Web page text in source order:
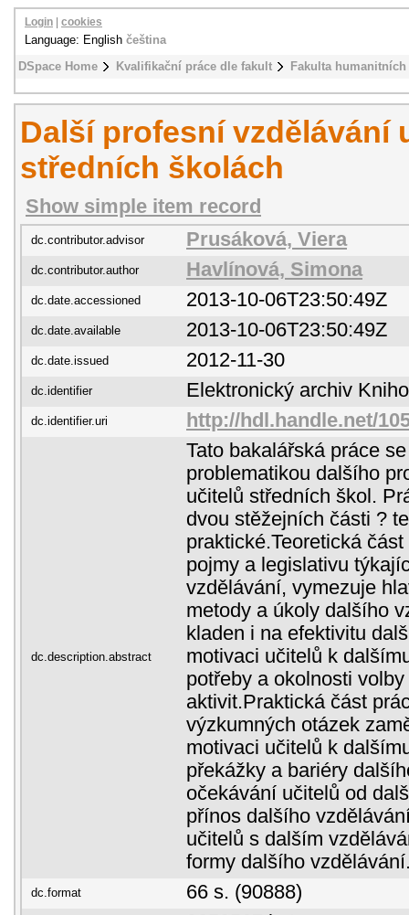
DSpace Home Kvalifikační práce dle fakult Fakulta
Login cookies
Language: English čeština
Další profesní vzdělávání
středních školách
Show simple item record
dc.contributor.advisor Prusáková, Viera
dc.contributor.author Havlínová, Simona
dc.date.accessioned 2013-10-06T23:50:49Z
dc.date.available 2013-10-06T23:50:49Z
dc.date.issued 2012-11-30
dc.identifier Elektronický archiv
dc.identifier.uri http://hdl.handle.net/
dc.description.abstract
Tato bakalářská práce
problematikou dalšího
učitelů středních škol.
dvou stěžejních části ?
praktické.Teoretická
pojmy a legislativu
vzdělávání, vymezuje
metody a úkoly dalšího
kladen i na efektivitu
motivaci učitelů k
potřeby a okolnosti
aktivit.Praktická část
výzkumných otázek
motivaci učitelů k
překážky a bariéry
očekávání učitelů od
přínos dalšího
učitelů s dalším
formy dalšího
dc.format 66 s. (90888)